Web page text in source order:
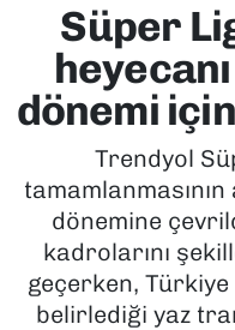
Süper
dönemi
Trendyol
dönemine
kadrolarını
geçerken,
belirlediği yaz
EKONOMİ
KÜLTÜR SANAT
MAGAZİN
POLİTİKA
SAĞLIK
Tüm Manşetler
Son Dakika
Haber Arşivi